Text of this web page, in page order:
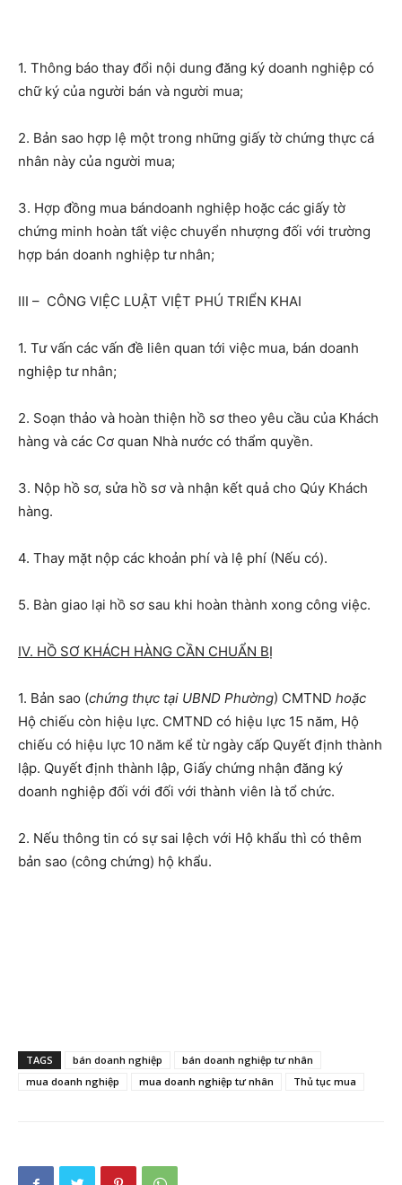
1. Thông báo thay đổi nội dung đăng ký doanh nghiệp có
chữ ký của người bán và người mua;
2. Bản sao hợp lệ một trong những giấy tờ chứng thực cá
nhân này của người mua;
3. Hợp đồng mua bándoanh nghiệp hoặc các giấy tờ
chứng minh hoàn tất việc chuyển nhượng đối với trường
hợp bán doanh nghiệp tư nhân;
III – CÔNG VIỆC LUẬT VIỆT PHÚ TRIỂN KHAI
1. Tư vấn các vấn đề liên quan tới việc mua, bán doanh
nghiệp tư nhân;
2. Soạn thảo và hoàn thiện hồ sơ theo yêu cầu của Khách
hàng và các Cơ quan Nhà nước có thẩm quyền.
3. Nộp hồ sơ, sửa hồ sơ và nhận kết quả cho Qúy Khách
hàng.
4. Thay mặt nộp các khoản phí và lệ phí (Nếu có).
5. Bàn giao lại hồ sơ sau khi hoàn thành xong công việc.
IV. HỒ SƠ KHÁCH HÀNG CẦN CHUẨN BỊ
1. Bản sao (chứng thực tại UBND Phường) CMTND hoặc
Hộ chiếu còn hiệu lực. CMTND có hiệu lực 15 năm, Hộ
chiếu có hiệu lực 10 năm kể từ ngày cấp Quyết định thành
lập. Quyết định thành lập, Giấy chứng nhận đăng ký
doanh nghiệp đối với đối với thành viên là tổ chức.
2. Nếu thông tin có sự sai lệch với Hộ khẩu thì có thêm
bản sao (công chứng) hộ khẩu.
TAGS bán doanh nghiệp
bán doanh nghiệp tư nhân
mua doanh nghiệp
mua doanh nghiệp tư nhân Thủ tục mua